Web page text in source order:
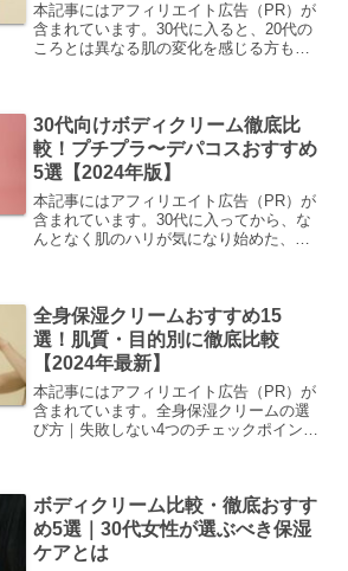
本記事にはアフィリエイト広告（PR）が
含まれています。30代に入ると、20代の
ころとは異なる肌の変化を感じる方も多
が高まる時期でもあ...
30代向けボディクリーム徹底比
較！プチプラ〜デパコスおすすめ
5選【2024年版】
本記事にはアフィリエイト広告（PR）が
含まれています。30代に入ってから、な
んとなく肌のハリが気になり始めた、脚
続けることで、肌のう...
全身保湿クリームおすすめ15
選！肌質・目的別に徹底比較
【2024年最新】
本記事にはアフィリエイト広告（PR）が
含まれています。全身保湿クリームの選
び方｜失敗しない4つのチェックポイント
トショップには数多く...
ボディクリーム比較・徹底おすす
め5選｜30代女性が選ぶべき保湿
ケアとは